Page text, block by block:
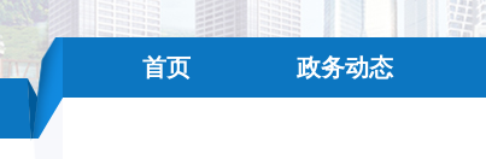
首页 政务动态